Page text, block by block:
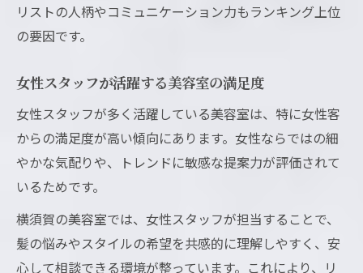
リストの人柄やコミュニケーション力もランキング上位
の要因です。
女性スタッフが活躍する美容室の満足度
女性スタッフが多く活躍している美容室は、特に女性客
からの満足度が高い傾向にあります。女性ならではの細
やかな気配りや、トレンドに敏感な提案力が評価されて
いるためです。
横須賀の美容室では、女性スタッフが担当することで、
髪の悩みやスタイルの希望を共感的に理解しやすく、安
心して相談できる環境が整っています。これにより、リ